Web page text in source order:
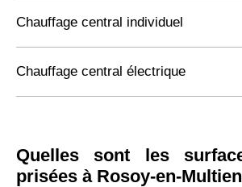
Chauffage central individuel
Chauffage central électrique
Quelles sont les
prisées à Rosoy-en-